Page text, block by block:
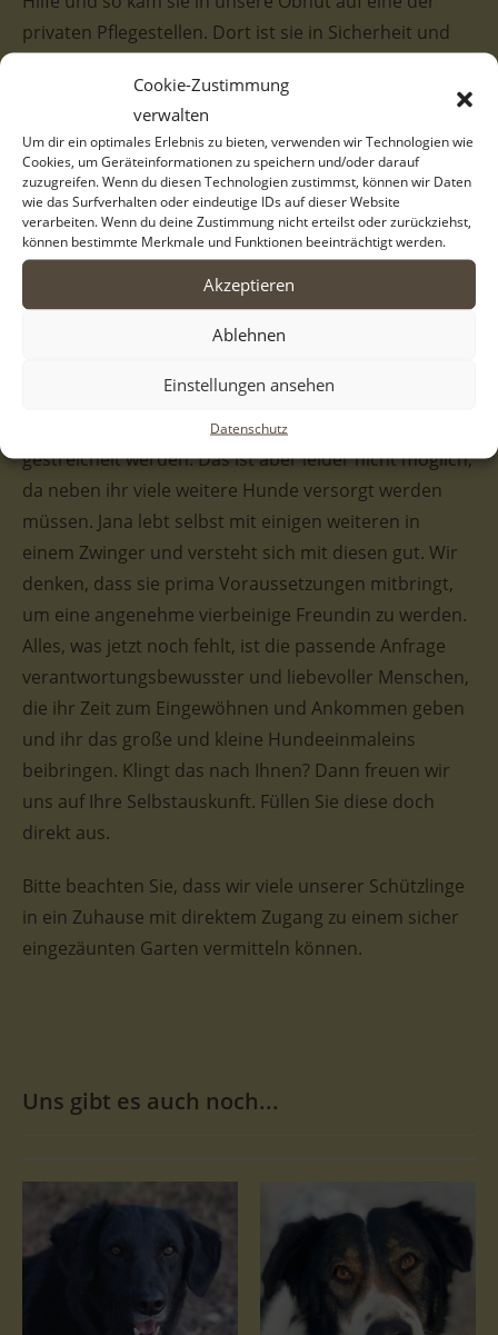
Cookie-Zustimmung
verwalten
Um dir ein optimales Erlebnis zu bieten, verwenden wir Technologien wie
Cookies, um Geräteinformationen zu speichern und/oder darauf
zuzugreifen. Wenn du diesen Technologien zustimmst, können wir Daten
wie das Surfverhalten oder eindeutige IDs auf dieser Website
verarbeiten. Wenn du deine Zustimmung nicht erteilst oder zurückziehst,
können bestimmte Merkmale und Funktionen beeinträchtigt werden.
Akzeptieren
Ablehnen
Einstellungen ansehen
Datenschutz
privaten Pflegestellen. Dort ist sie in Sicherheit und
keineswegs, denn es ist sehr laut und stressig für die
Hunde. Daher hoffen wir sehr, dass wir nur eine kurze
Zwischenstation für Jana sind und sie bald schon in
ihr endgültiges Heim reisen darf.
Jana ist aktuell eine unserer kleinsten erwachsenen
Hündinnen. Sie hat eine sehr hübsche Fellzeichnung,
die ihr einen besonders ausdrucksstarken Blick
verleiht. So klein wie sie ist, so groß ist aber ihr Herz,
aufgeschlossen und menschenbezogen. Sie liebt die
Nähe und möchte am liebsten den ganzen Tag
gestreichelt werden. Das ist aber leider nicht möglich,
da neben ihr viele weitere Hunde versorgt werden
müssen. Jana lebt selbst mit einigen weiteren in
einem Zwinger und versteht sich mit diesen gut. Wir
denken, dass sie prima Voraussetzungen mitbringt,
um eine angenehme vierbeinige Freundin zu werden.
Alles, was jetzt noch fehlt, ist die passende Anfrage
verantwortungsbewusster und liebevoller Menschen,
die ihr Zeit zum Eingewöhnen und Ankommen geben
und ihr das große und kleine Hundeeinmaleins
beibringen. Klingt das nach Ihnen? Dann freuen wir
uns auf Ihre Selbstauskunft. Füllen Sie diese doch
direkt aus.
Bitte beachten Sie, dass wir viele unserer Schützlinge
in ein Zuhause mit direktem Zugang zu einem sicher
eingezäunten Garten vermitteln können.
Uns gibt es auch noch...